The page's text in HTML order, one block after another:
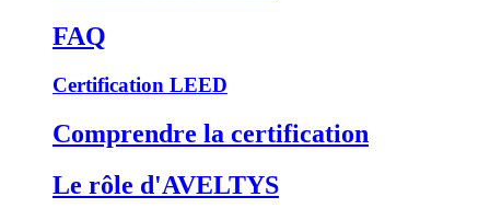
FAQ
Certification LEED
Comprendre la certification
Le rôle d'AVELTYS